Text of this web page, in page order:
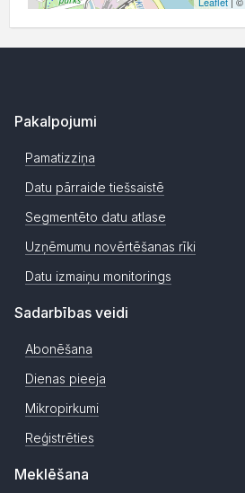
Pakalpojumi
Pamatizziņa
Datu pārraide tiešsaistē
Segmentēto datu atlase
Uzņēmumu novērtēšanas rīki
Datu izmaiņu monitorings
Sadarbības veidi
Abonēšana
Dienas pieeja
Mikropirkumi
Reģistrēties
Meklēšana